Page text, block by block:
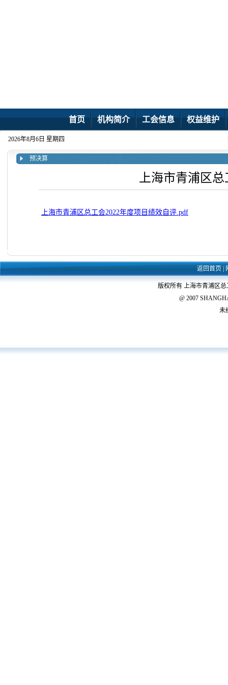
首页 机构简介 工会信息 权益维护
2026年8月6日 星期四
预决算
上海市青浦区
上海市青浦区总工会2022年度项目绩效自评.pdf
返回首页
版权所有 上海市青浦区
@ 2007
未